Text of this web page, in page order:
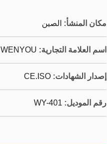
مكان المنشأ: الصين
اسم العلامة التجارية: WENYOU
إصدار الشهادات: CE.ISO
رقم الموديل: WY-401